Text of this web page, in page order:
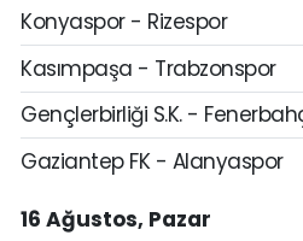
Konyaspor - Rizespor
Kasımpaşa - Trabzonspor
Gençlerbirliği S.K. -
Gaziantep FK - Alanyaspor
16 Ağustos, Pazar